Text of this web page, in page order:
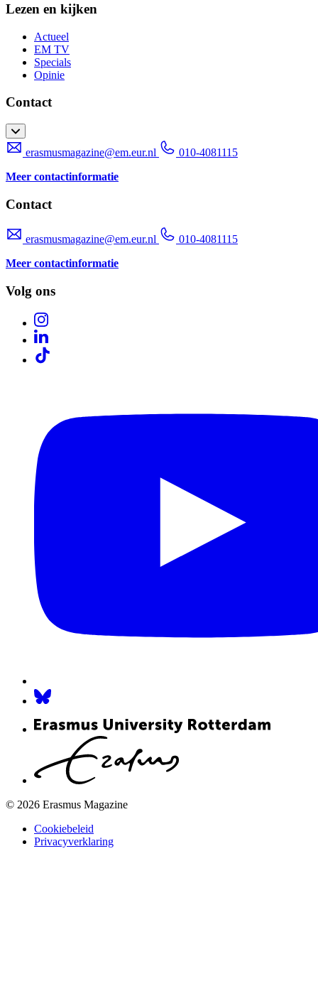
Lezen en kijken
Actueel
EM TV
Specials
Opinie
Contact
erasmusmagazine@em.eur.nl
010-4081115
Meer contactinformatie
Contact
erasmusmagazine@em.eur.nl
010-4081115
Meer contactinformatie
Volg ons
© 2026 Erasmus Magazine
Cookiebeleid
Privacyverklaring